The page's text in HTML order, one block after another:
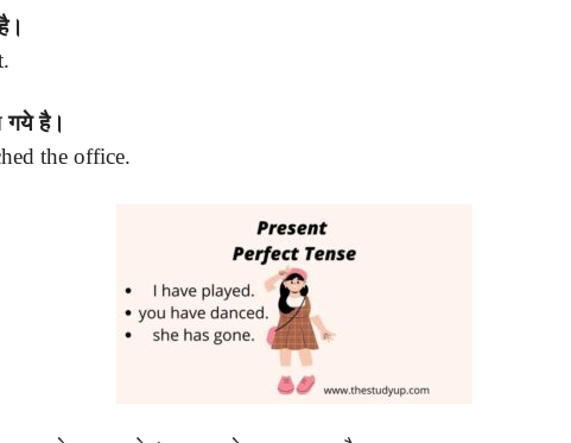
गये है।
the office.